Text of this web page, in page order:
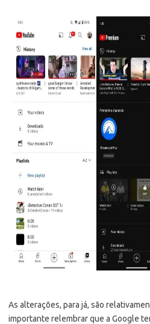
As alterações, para já, são
importante relembrar que a Google